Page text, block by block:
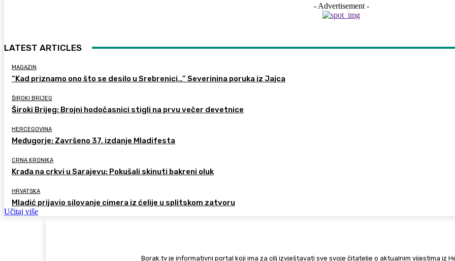
- Advertisement -
LATEST ARTICLES
MAGAZIN
“Kad priznamo ono što se desilo u Srebrenici…” Severinina poruka iz Jajca
ŠIROKI BRIJEG
Široki Brijeg: Brojni hodočasnici stigli na prvu večer devetnice
HERCEGOVINA
Međugorje: Završeno 37. izdanje Mladifesta
CRNA KRONIKA
Krađa na crkvi u Sarajevu: Pokušali skinuti bakreni oluk
HRVATSKA
Mladić prijavio silovanje cimera iz ćelije u splitskom zatvoru
Učitaj više
Borak.tv je informativni portal koji ima za cilj izvještavati sve svoje čitatelje o aktualnim vijestima iz